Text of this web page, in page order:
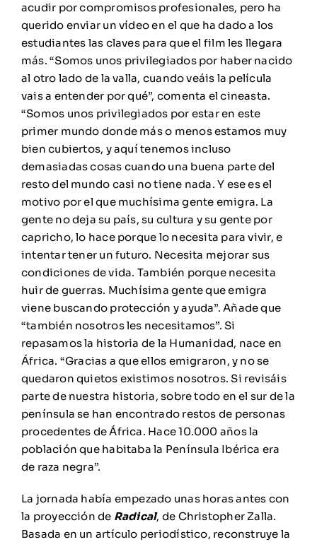
acudir por compromisos profesionales, pero ha
querido enviar un vídeo en el que ha dado a los
estudiantes las claves para que el film les llegara
más. “Somos unos privilegiados por haber nacido
al otro lado de la valla, cuando veáis la película
vais a entender por qué”, comenta el cineasta.
“Somos unos privilegiados por estar en este
primer mundo donde más o menos estamos muy
bien cubiertos, y aquí tenemos incluso
demasiadas cosas cuando una buena parte del
resto del mundo casi no tiene nada. Y ese es el
motivo por el que muchísima gente emigra. La
gente no deja su país, su cultura y su gente por
capricho, lo hace porque lo necesita para vivir, e
intentar tener un futuro. Necesita mejorar sus
condiciones de vida. También porque necesita
huir de guerras. Muchísima gente que emigra
viene buscando protección y ayuda”. Añade que
“también nosotros les necesitamos”. Si
repasamos la historia de la Humanidad, nace en
África. “Gracias a que ellos emigraron, y no se
quedaron quietos existimos nosotros. Si revisáis
parte de nuestra historia, sobre todo en el sur de la
península se han encontrado restos de personas
procedentes de África. Hace 10.000 años la
población que habitaba la Península Ibérica era
de raza negra”.
La jornada había empezado unas horas antes con
la proyección de Radical, de Christopher Zalla.
Basada en un artículo periodístico, reconstruye la